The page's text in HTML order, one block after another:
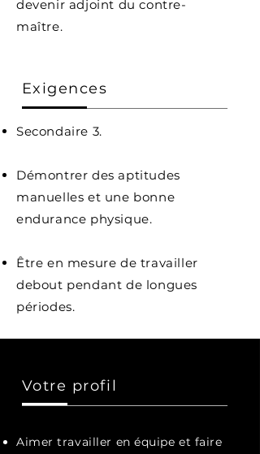
devenir adjoint du contre-
maître.
Exigences
Secondaire 3.
Démontrer des aptitudes
manuelles et une bonne
endurance physique.
Être en mesure de travailler
debout pendant de longues
périodes.
Votre profil
Aimer travailler en équipe et faire